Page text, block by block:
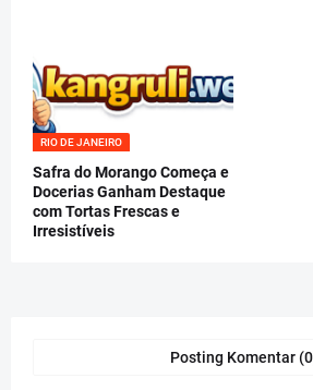
RIO DE JANEIRO
Safra do Morango Começa e
Docerias Ganham Destaque
com Tortas Frescas e
Irresistíveis
Posting Komentar